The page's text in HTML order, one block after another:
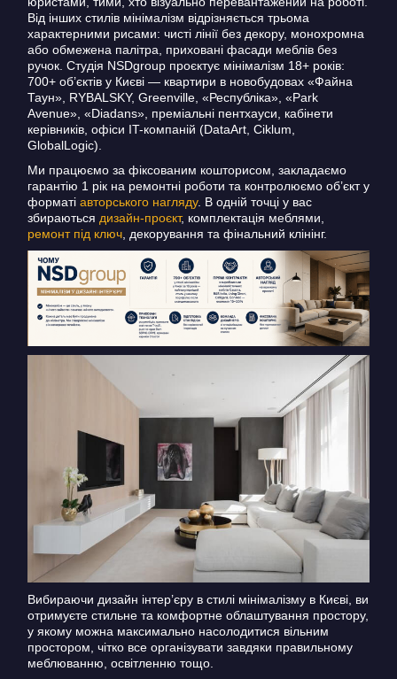
Від інших стилів мінімалізм відрізняється трьома
характерними рисами: чисті лінії без декору, монохромна
або обмежена палітра, приховані фасади меблів без
ручок. Студія NSDgroup проєктує мінімалізм 18+ років:
700+ об’єктів у Києві — квартири в новобудовах «Файна
Таун», RYBALSKY, Greenville, «Республіка», «Park
Avenue», «Diadans», преміальні пентхауси, кабінети
керівників, офіси IT-компаній (DataArt, Ciklum,
GlobalLogic).
Ми працюємо за фіксованим кошторисом, закладаємо
гарантію 1 рік на ремонтні роботи та контролюємо об’єкт у
форматі авторського нагляду. В одній точці у вас
збираються дизайн-проєкт, комплектація меблями,
ремонт під ключ, декорування та фінальний клінінг.
Вибираючи дизайн інтер’єру в стилі мінімалізму в Києві, ви
отримуєте стильне та комфортне облаштування простору,
у якому можна максимально насолодитися вільним
простором, чітко все організувати завдяки правильному
меблюванню, освітленню тощо.